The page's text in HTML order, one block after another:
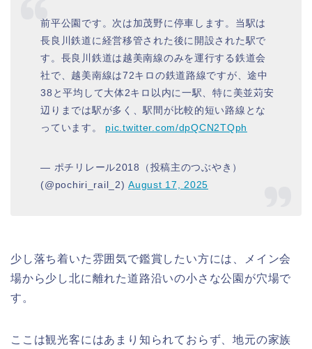
前平公園です。次は加茂野に停車します。当駅は
長良川鉄道に経営移管された後に開設された駅で
す。長良川鉄道は越美南線のみを運行する鉄道会
社で、越美南線は72キロの鉄道路線ですが、途中
38と平均して大体2キロ以内に一駅、特に美並苅安
辺りまでは駅が多く、駅間が比較的短い路線とな
っています。 pic.twitter.com/dpQCN2TQph
— ポチリレール2018（投稿主のつぶやき）
(@pochiri_rail_2)August 17, 2025
少し落ち着いた雰囲気で鑑賞したい方には、メイン会
場から少し北に離れた道路沿いの小さな公園が穴場で
す。
ここは観光客にはあまり知られておらず、地元の家族